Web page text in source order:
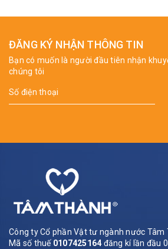
ĐĂNG KÝ NHẬN THÔNG TIN
Bạn có muốn là người đầu tiên nhận
chúng tôi
Công ty Cổ phần Vật tư ngành nước Tâm
Mã số thuế 0107425164 đăng kí lần đầu